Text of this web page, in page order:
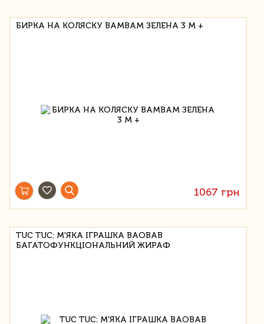
БИРКА НА КОЛЯСКУ BAMBAM ЗЕЛЕНА 3 М +
1067 грн
TUC TUC: М'ЯКА ІГРАШКА BAOBAB
БАГАТОФУНКЦІОНАЛЬНИЙ ЖИРАФ